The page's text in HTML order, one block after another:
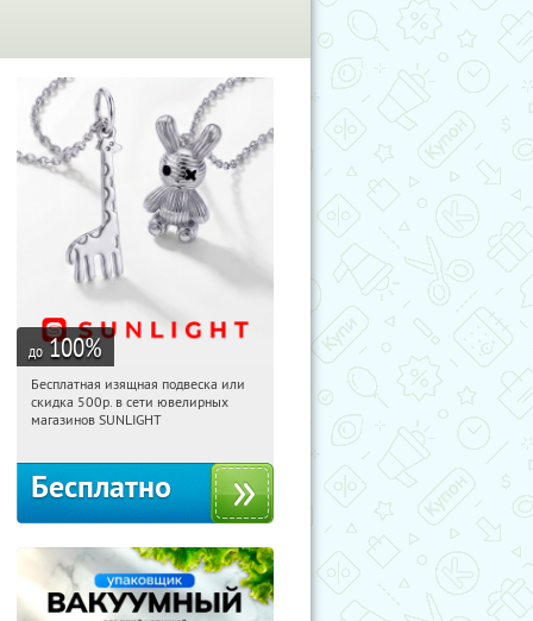
до 100%
10:21:43 Получили:
Россия
Бесплатная изящная подвеска или
скидка 500р. в сети ювелирных
магазинов SUNLIGHT
Бесплатно